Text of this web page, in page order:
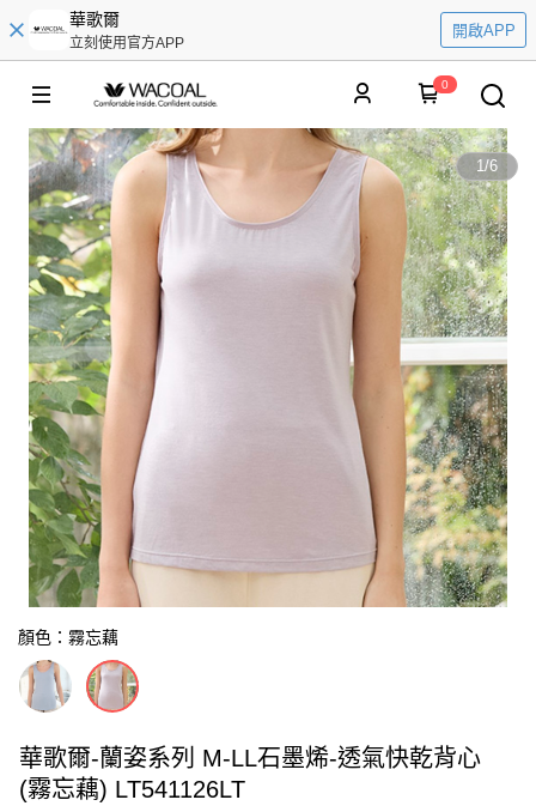
華歌爾
立刻使用官方APP
開啟APP
0
1/6
顏色：霧忘藕
華歌爾-蘭姿系列 M-LL石墨烯-透氣快乾背心
(霧忘藕) LT541126LT